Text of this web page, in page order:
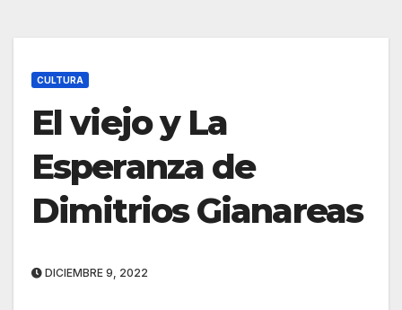
CULTURA
El viejo y La
Esperanza de
Dimitrios Gianareas
DICIEMBRE 9, 2022